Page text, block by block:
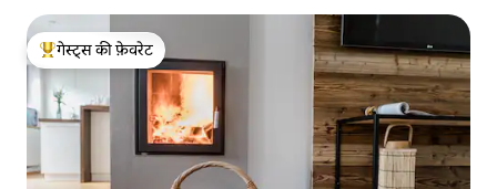
गेस्ट्स का टॉप फ़ेवरेट
गेस्ट्स की फ़ेवरेट